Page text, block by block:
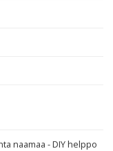
naamaa - DIY helppo